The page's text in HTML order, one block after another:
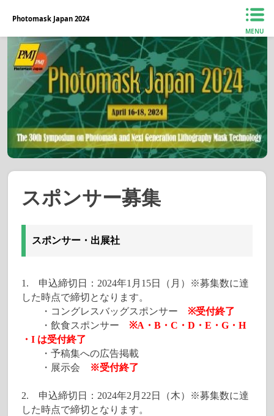
Photomask Japan 2024
MENU
スポンサー募集
スポンサー・出展社
1. 申込締切日：2024年1月15日（月）※募集数に達
した時点で締切となります。
・コングレスバッグスポンサー※受付終了
・飲食スポンサー※A・B・C・D・E・G・H
・I は受付終了
・予稿集への広告掲載
・展示会
※受付終了
2. 申込締切日：2024年2月22日（木）※募集数に達
した時点で締切となります。